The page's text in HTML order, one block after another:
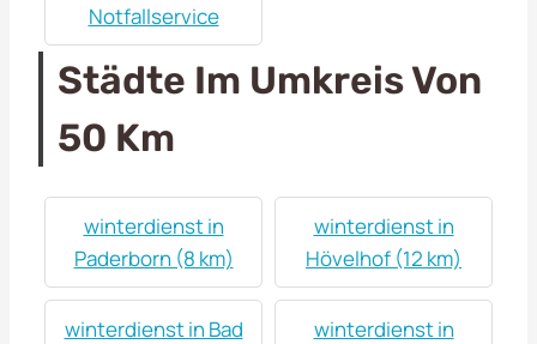
Notfallservice
Städte Im Umkreis Von
50 Km
winterdienst in
Paderborn (8 km)
winterdienst in
Hövelhof (12 km)
winterdienst in Bad
winterdienst in